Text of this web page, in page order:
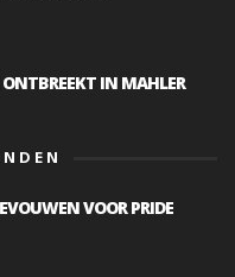
IN MAHLER
VOOR PRIDE